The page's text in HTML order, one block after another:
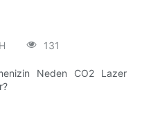
131
Neden CO2 Lazer